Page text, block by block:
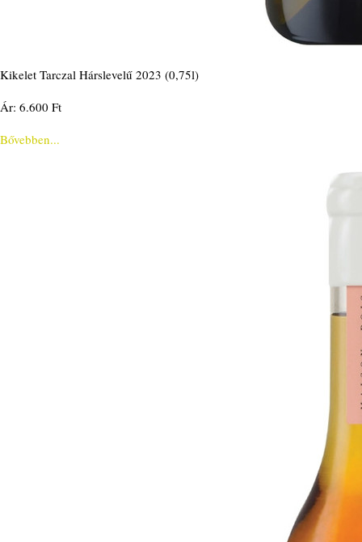
Kikelet Tarczal Hárslevelű 2023 (0,75l)
Ár: 6.600 Ft
Bővebben...